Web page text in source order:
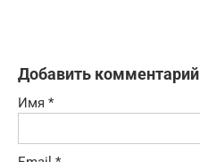
Добавить комментарий
Имя *